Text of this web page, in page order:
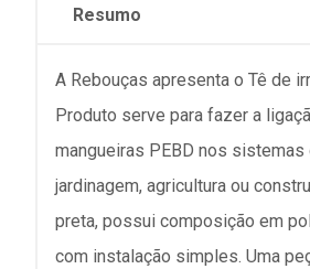
Resumo
A Rebouças apresenta o Tê de
Produto serve para fazer a
mangueiras PEBD nos sistemas
jardinagem, agricultura ou
preta, possui composição em
com instalação simples. Uma